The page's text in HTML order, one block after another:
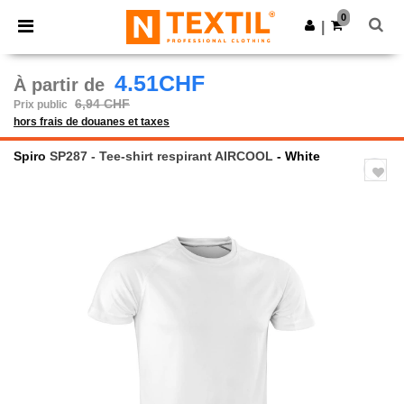
× Appli Ntextil
Meilleurs prix sur l’app !
Obtenir l'appli
0
À partir de 4.51CHF
Prix public 6,94 CHF
hors frais de douanes et taxes
Spiro SP287 - Tee-shirt respirant AIRCOOL - White